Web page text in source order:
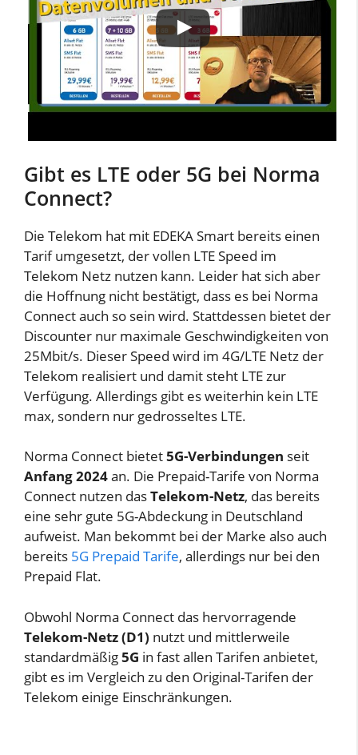
Gibt es LTE oder 5G bei Norma
Connect?
Die Telekom hat mit EDEKA Smart bereits einen
Tarif umgesetzt, der vollen LTE Speed im
Telekom Netz nutzen kann. Leider hat sich aber
die Hoffnung nicht bestätigt, dass es bei Norma
Connect auch so sein wird. Stattdessen bietet der
Discounter nur maximale Geschwindigkeiten von
25Mbit/s. Dieser Speed wird im 4G/LTE Netz der
Telekom realisiert und damit steht LTE zur
Verfügung. Allerdings gibt es weiterhin kein LTE
max, sondern nur gedrosseltes LTE.
Norma Connect bietet5G-Verbindungen seit
Anfang 2024an. Die Prepaid-Tarife von Norma
Connect nutzen dasTelekom-Netz, das bereits
eine sehr gute 5G-Abdeckung in Deutschland
aufweist. Man bekommt bei der Marke also auch
bereits 5G Prepaid Tarife, allerdings nur bei den
Prepaid Flat.
Obwohl Norma Connect das hervorragende
Telekom-Netz (D1) nutzt und mittlerweile
standardmäßig5G in fast allen Tarifen anbietet,
gibt es im Vergleich zu den Original-Tarifen der
Telekom einige Einschränkungen.